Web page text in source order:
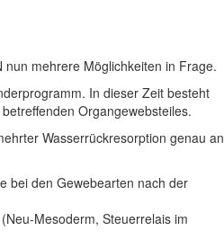
mehrere Möglichkeiten in Frage.
In dieser Zeit besteht
Organgewebsteiles.
Wasserrückresorption genau an
bei den Gewebearten nach der
Mesoderm, Steuerrelais im